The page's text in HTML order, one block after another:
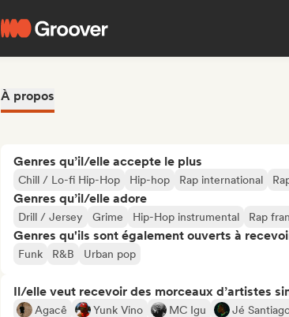
À propos
Genres qu’il/elle accepte le plus
Chill / Lo-fi Hip-Hop Hip-hop Rap international
Genres qu’il/elle adore
Drill / Jersey Grime Hip-Hop instrumental Rap
Genres qu'ils sont également ouverts à
Funk R&B Urban pop
Il/elle veut recevoir des morceaux d’artistes
Agacê Yunk Vino MC Igu Jé